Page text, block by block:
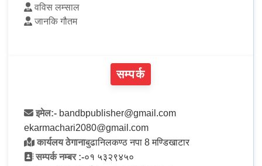
वविस लम्साल
जानकि गौतम
सम्पर्क
इमेल:- bandbpublisher@gmail.com
ekarmachari2080@gmail.com
कार्यलय ठेगानाबुढानिलकण्ठ नपा 8 मण्डिखाटार
सम्पर्क नम्बर :-०१ ५३२९४५०